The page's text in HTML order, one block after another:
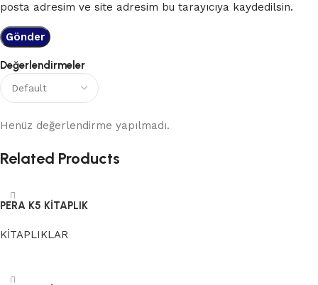
Değerlendirmeler
Henüz değerlendirme yapılmadı.
posta adresim ve site adresim bu tarayıcıya kaydedilsin.
Related Products
PERA K5 KİTAPLIK
KİTAPLIKLAR